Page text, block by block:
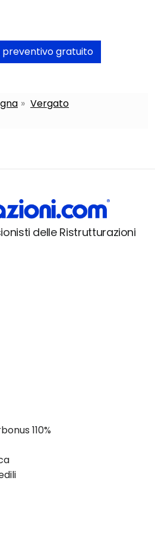
preventivo gratuito
Vergato
delle Ristrutturazioni
110%